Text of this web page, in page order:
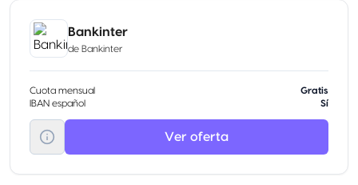
Bankinter
de Bankinter
Cuota mensual
Gratis
IBAN español
Sí
Ver oferta